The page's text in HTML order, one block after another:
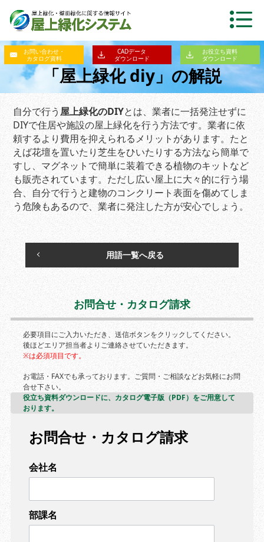
お問い合わせ・
カタログ資料
CADデータ
ダウンロード
お役立ち資料
ダウンロード
「屋上緑化 diy」の解説
自分で行う屋上緑化のDIYとは、業者に一括発注せずに
DIYで住居や施設の屋上緑化を行う方法です。業者に依
頼するより費用を抑えられるメリットがあります。たと
えば花壇を置いたり芝生をひいたりする方法なら簡単で
すし、マグネットで簡単に装着できる植物のキットなど
も販売されています。ただし広い屋上に大々的に行う場
合、自分で行うと建物のコンクリート表面を傷めてしま
う危険もあるので、業者に発注した方が安心でしょう。
用語一覧へ戻る
お問合せ・カタログ請求
必要項目にご入力いただき、送信ボタンをクリックしてください。
後ほどエリア担当者よりご連絡させていただきます。
※は必須項目です。
お電話・FAXでも承っております。ご質問・ご相談などお気軽にお問
合せ下さい。
役立ち資料ダウンロードに、カタログ電子版（PDF）をご用意して
おります。
お問合せ・カタログ請求
会社名
部課名